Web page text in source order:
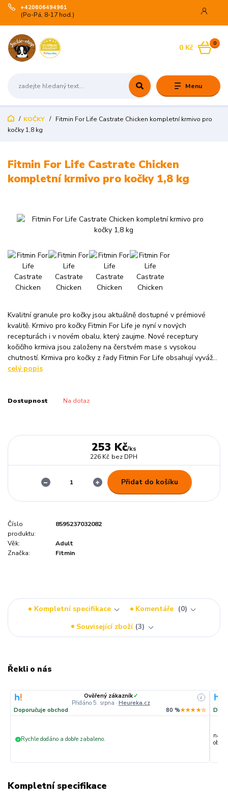
Menu
+420606494961
(Po-Pá, 8-17 hod.)
0
0 Kč
KOČKY
Fitmin For Life Castrate Chicken kompletní krmivo pro
kočky 1,8 kg
Fitmin For Life Castrate Chicken
kompletní krmivo pro kočky 1,8 kg
Kvalitní granule pro kočky jsou aktuálně dostupné v prémiové
kvalitě. Krmivo pro kočky Fitmin For Life je nyní v nových
recepturách i v novém obalu, který zaujme. Nové receptury
kočičího krmiva jsou založeny na čerstvém mase s vysokou
chutností. Krmiva pro kočky z řady Fitmin For Life obsahují vyváž...
celý popis
Dostupnost Na dotaz
253 Kč/ks
226 Kč bez DPH
Přidat do košíku
Číslo
produktu:
8595237032082
Věk:
Adult
Značka:
Fitmin
Kompletní specifikace Komentáře
0
Související zboží 3
Řekli o nás
Ověřený zákazník✓
Přidáno 5. srpna · Heureka.cz
i
Doporučuje obchod 80 %★★★★☆
+ Rychle dodáno a dobře zabaleno.
Kompletní specifikace